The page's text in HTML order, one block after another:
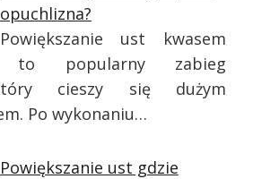
opuchlizna?
Powiększanie ust kwasem
to popularny zabieg
cieszy się dużym
Po wykonaniu…
Powiększanie ust gdzie